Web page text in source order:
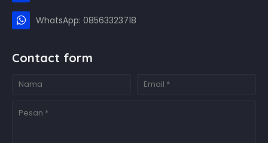
WhatsApp: 08563323718
Contact form